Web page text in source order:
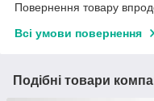
Повернення товару
Всі умови повернення
Подібні товари